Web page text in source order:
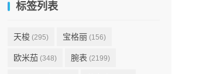
标签列表
天梭 (295) 宝格丽 (156)
欧米茄 (348) 腕表 (2199)